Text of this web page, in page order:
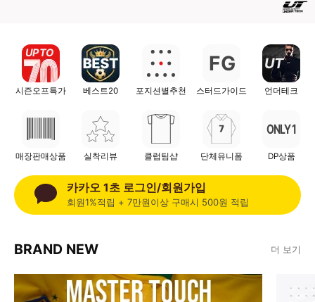
UP TO
시즌오프특가 베스트20 포지션별추천
FG
스터드가이드
UT
언더테크
매장판매상품 실착리뷰 클럽팀샵 단체유니폼
ONLY 1
DP상품
카카오 1초 로그인/회원가입
회원1%적립 + 7만원이상 구매시 500원 적립
BRAND NEW 더 보기